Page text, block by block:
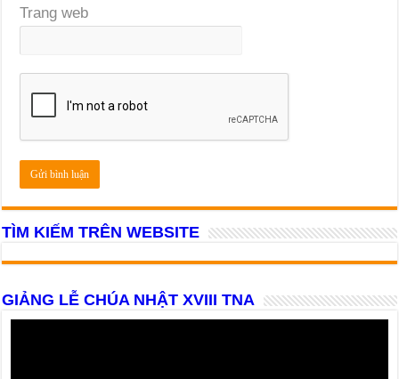
Trang web
TÌM KIẾM TRÊN WEBSITE
GIẢNG LỄ CHÚA NHẬT XVIII TNA